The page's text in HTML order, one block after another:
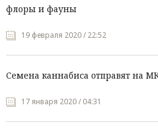
флоры и фауны
19 февраля 2020 / 22:52
Семена каннабиса отправят на
17 января 2020 / 04:31